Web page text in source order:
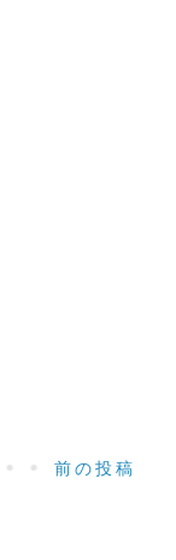
前の投稿